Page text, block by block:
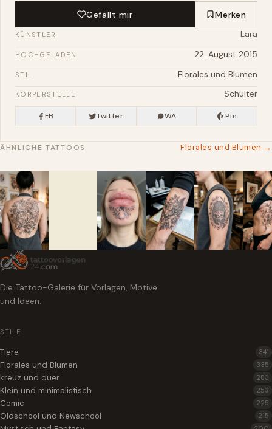
Gefällt mir Merken
KÜNSTLER Lara
HOCHGELADEN 22. August 2015
STIL Florales und Blumen
KÖRPERSTELLE Schulter
FB Twitter WA Pin
ÄHNLICHE TATTOOS Florales und Blumen →
Die Tattoo-Galerie für Vorlagen, Motive
und Ideen.
STILE
Tiere 341
Florales und Blumen 335
kreuz und quer 283
Klein und minimalistisch 253
Comic 225
Oldschool und Newschool 215